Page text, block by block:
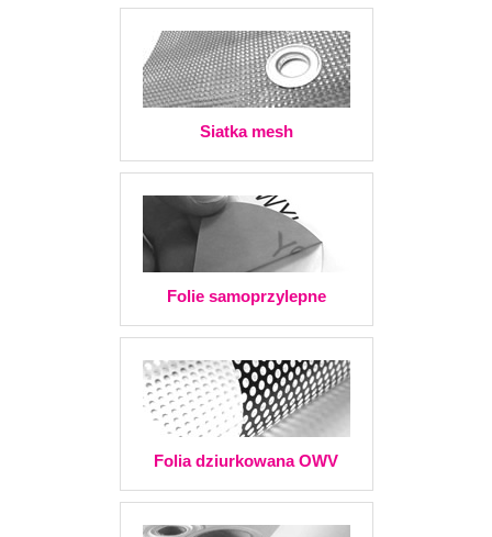
Siatka mesh
Folie samoprzylepne
Folia dziurkowana OWV